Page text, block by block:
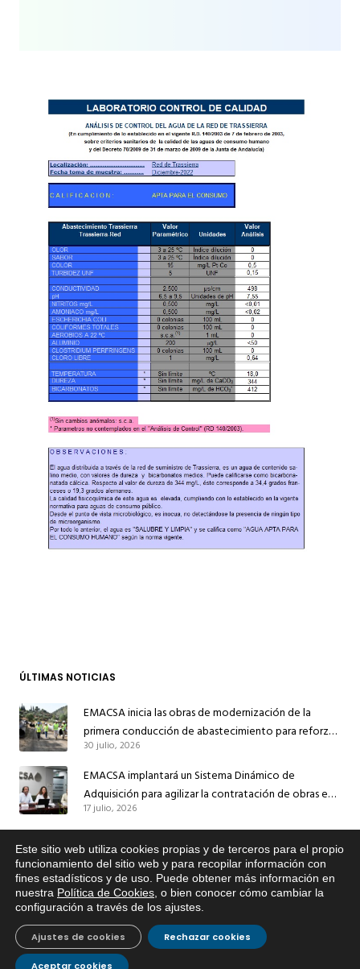
ÚLTIMAS NOTICIAS
EMACSA inicia las obras de modernización de la
primera conducción de abastecimiento para reforzar
el suministro de agua de Córdoba
30 julio, 2026
EMACSA implantará un Sistema Dinámico de
Adquisición para agilizar la contratación de obras en
sus redes e instalaciones
17 julio, 2026
abastecimiento y una red de agua no potable en
Ingeniero Ruiz de Azúa
13 julio, 2026
Caracterización ZA Córdoba Red Quemadas- 1ª Sem
9 julio, 2026
Caracterización ZA Córdoba Red Carrera Caballo-1º
Este sitio web utiliza cookies propias y de terceros para el propio
funcionamiento del sitio web y para recopilar información con
fines estadísticos y de uso. Puede obtener más información en
nuestra Política de Cookies , o bien conocer cómo cambiar la
configuración a través de los ajustes
Aceptar cookies
Rechazar cookies
Ajustes de cookies
Si tiene cualquier duda sobre
EMACSA, haga click abajo.